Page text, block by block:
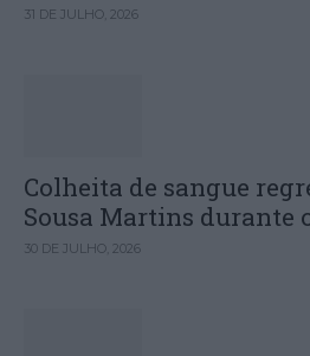
31 DE JULHO, 2026
Colheita de sangue
Sousa Martins durante
30 DE JULHO, 2026